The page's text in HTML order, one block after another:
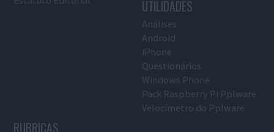
UTILIDADES
Análises
Android
iPhone
Questionários
Windows Phone
Pack Raspberry Pi Pplware
Velocímetro do Pplware
RUBRICAS